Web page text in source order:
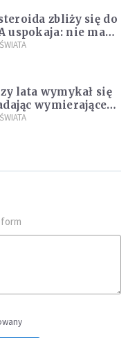
zbliży się do
uspokaja: nie ma
lata wymykał się
wymierające
popełnił